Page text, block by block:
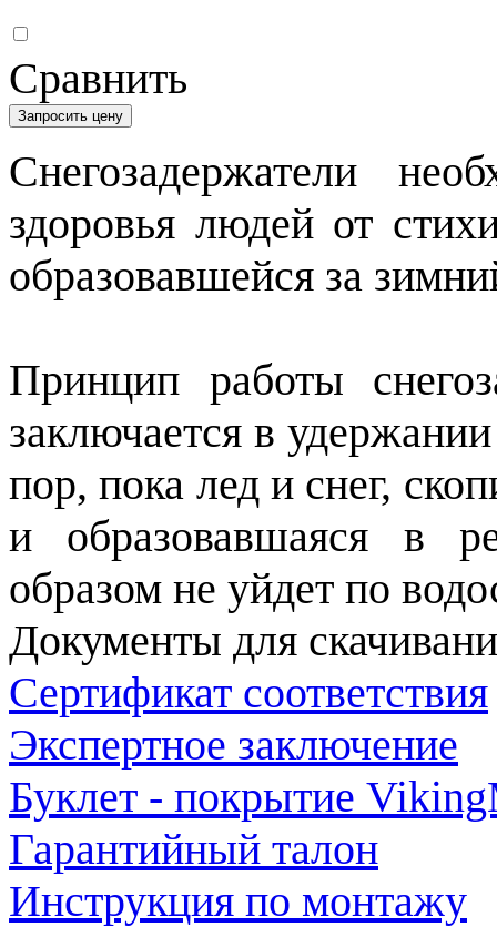
Сравнить
Запросить цену
Снегозадержатели
здоровья людей от
образовавшейся за
Принцип работы
заключается в
пор, пока лед и снег,
и образовавшаяся в
образом не уйдет по
Документы для
Сертификат соответствия
Экспертное заключение
Буклет - покрытие
Гарантийный талон
Инструкция по монтажу